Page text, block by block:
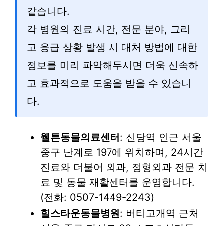
같습니다.
각 병원의 진료 시간, 전문 분야, 그리
고 응급 상황 발생 시 대처 방법에 대한
정보를 미리 파악해두시면 더욱 신속하
고 효과적으로 도움을 받을 수 있습니
다.
웰튼동물의료센터: 신당역 인근 서울
중구 난계로 197에 위치하며, 24시간
진료와 더불어 외과, 정형외과 전문 치
료 및 동물 재활센터를 운영합니다.
(전화: 0507-1449-2243)
힐스타운동물병원: 버티고개역 근처